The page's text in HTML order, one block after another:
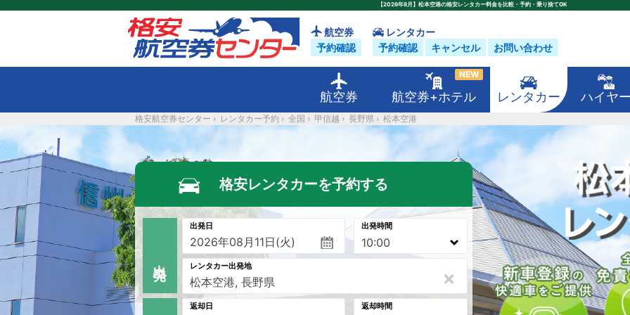
【2026年8月】松本空港の格安レンタカー料金を比較・予約・乗り捨てOK
航空券
予約確認
レンタカー
予約確認
キャンセル お問い合わせ
航空券 航空券+ホテル
NEW
レンタカー ハイヤ
格安航空券センター › レンタカー予約 › 全国 › 甲信越 › 長野県 › 松本空港
格安レンタカーを予約する
出発日 出発時間
レンタカー出発地 ×
返却日 返却時間